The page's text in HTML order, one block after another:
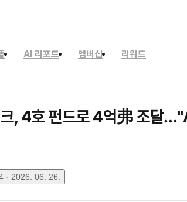
AI 리포트 멤버십
리워드
, 4호 펀드로 4억弗 조달
· 2026. 06. 26.